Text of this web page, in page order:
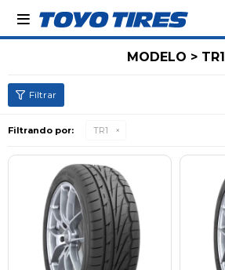

MODELO > TR1
Filtrando por: TR1